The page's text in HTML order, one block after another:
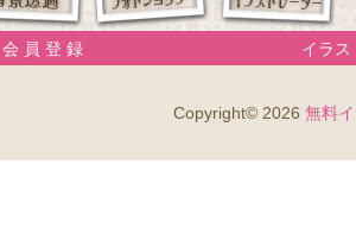
員 登 録 イラス
Copyright© 2026 無料